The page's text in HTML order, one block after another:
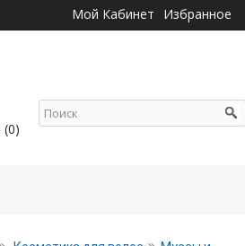
Мой Кабинет Избранное
(0)